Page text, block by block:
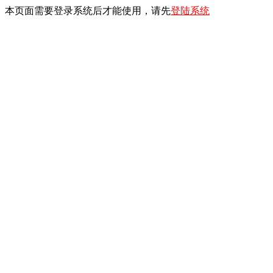
本页面需要登录系统后才能使用，请先登陆系统